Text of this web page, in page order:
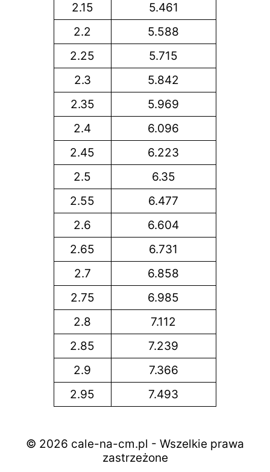
2.15
5.461
2.2
5.588
2.25
5.715
2.3
5.842
2.35
5.969
2.4
6.096
2.45
6.223
2.5
6.35
2.55
6.477
2.6
6.604
2.65
6.731
2.7
6.858
2.75
6.985
2.8
7.112
2.85
7.239
2.9
7.366
2.95
7.493
© 2026 cale-na-cm.pl - Wszelkie prawa
zastrzeżone